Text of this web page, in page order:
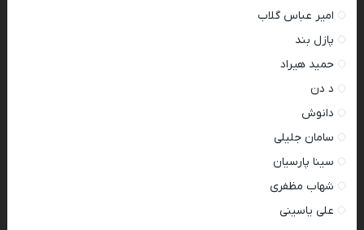
امیر عباس گلاب
پازل بند
حمید هیراد
د دن
دانوش
سامان جلیلی
سینا پارسیان
شهاب مظفری
علی یاسینی